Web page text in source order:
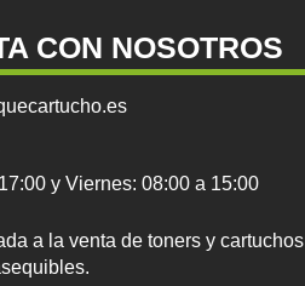
CON NOSOTROS
y Viernes: 08:00 a 15:00
a la venta de toners y cartuchos